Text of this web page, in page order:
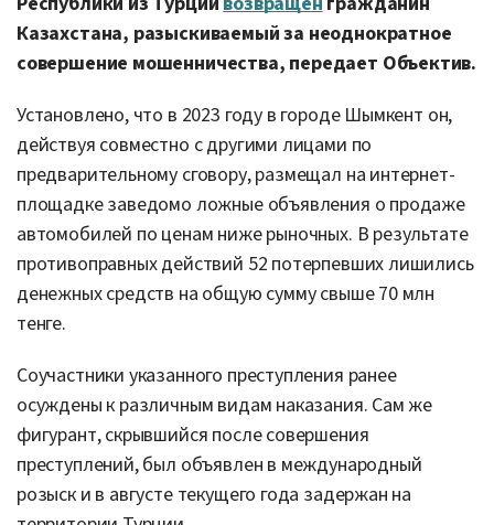
Казахстана, разыскиваемый за неоднократное
совершение мошенничества, передает Объектив.
Установлено, что в 2023 году в городе Шымкент он,
действуя совместно с другими лицами по
предварительному сговору, размещал на интернет-
площадке заведомо ложные объявления о продаже
автомобилей по ценам ниже рыночных. В результате
противоправных действий 52 потерпевших лишились
денежных средств на общую сумму свыше 70 млн
тенге.
Соучастники указанного преступления ранее
осуждены к различным видам наказания. Сам же
фигурант, скрывшийся после совершения
преступлений, был объявлен в международный
розыск и в августе текущего года задержан на